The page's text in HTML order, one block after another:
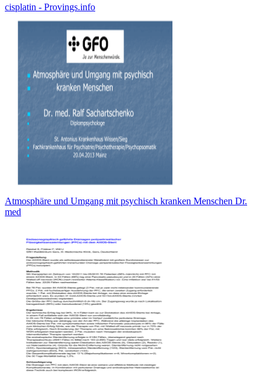
cisplatin - Provings.info
Atmosphäre und Umgang mit psychisch kranken Menschen Dr.
med